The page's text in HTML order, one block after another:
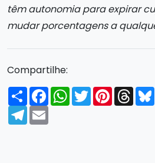
têm autonomia para expirar
mudar porcentagens a
Compartilhe:
Compartilhar
FacebookWhatsApp
TwitterPinterest
Telegram
Email